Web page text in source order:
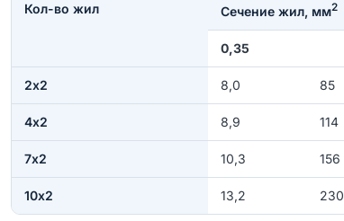
Кол-во жил Сечение жил, мм2
0,35
2х2 8,0 85
4х2 8,9 114
7х2 10,3 156
10х2 13,2 230